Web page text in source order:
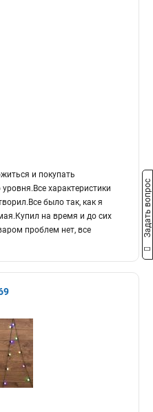
и покупать
характеристики
было так, как я
на время и до сих
проблем нет, все
Задать вопрос